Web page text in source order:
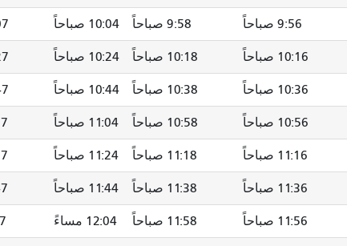
9:58 صباحاً 10:04 صباحاً 10:07 صباحاً
10:18 صباحاً 10:24 صباحاً 10:27 صباحاً
10:38 صباحاً 10:44 صباحاً 10:47 صباحاً
10:58 صباحاً 11:04 صباحاً 11:07 صباحاً
11:18 صباحاً 11:24 صباحاً 11:27 صباحاً
11:38 صباحاً 11:44 صباحاً 11:47 صباحاً
11:58 صباحاً 12:04 مساءً 12:07 مساءً